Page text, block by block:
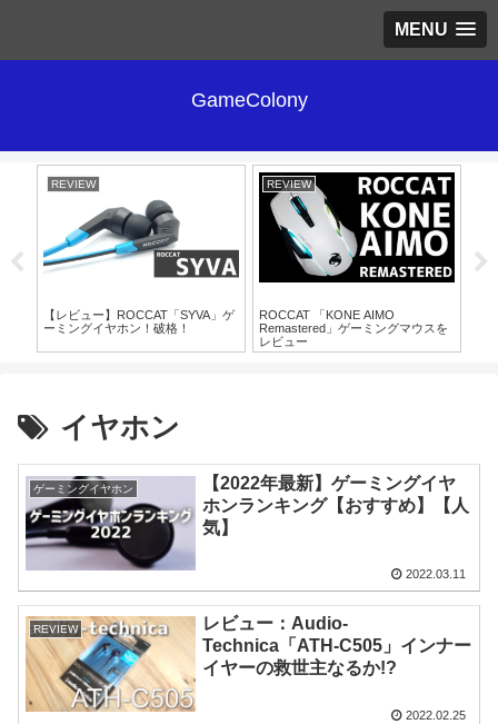
MENU
GameColony
REVIEW
【レビュー】ROCCAT「SYVA」ゲ
ーミングイヤホン！破格！
REVIEW
ROCCAT 「KONE AIMO
Remastered」ゲーミングマウスを
レビュー
イヤホン
ゲーミングイヤホン
【2022年最新】ゲーミングイヤ
ホンランキング【おすすめ】【人
気】
2022.03.11
REVIEW
レビュー：Audio-
Technica「ATH-C505」インナー
イヤーの救世主なるか!?
2022.02.25